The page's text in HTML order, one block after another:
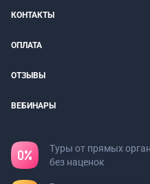
КОНТАКТЫ
ОПЛАТА
ОТЗЫВЫ
ВЕБИНАРЫ
Туры от прямых
без наценок